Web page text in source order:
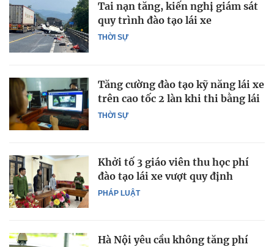
THỜI SỰ
Tai nạn tăng, kiến nghị giám sát
quy trình đào tạo lái xe
THỜI SỰ
Tăng cường đào tạo kỹ năng lái xe
trên cao tốc 2 làn khi thi bằng lái
PHÁP LUẬT
Khởi tố 3 giáo viên thu học phí
đào tạo lái xe vượt quy định
Hà Nội yêu cầu không tăng phí